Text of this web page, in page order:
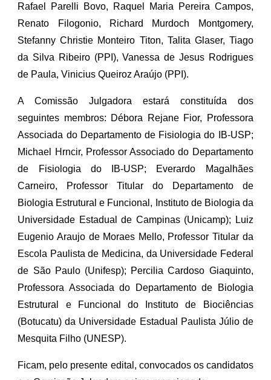
Rafael Parelli Bovo, Raquel Maria Pereira Campos,
Renato Filogonio, Richard Murdoch Montgomery,
Stefanny Christie Monteiro Titon, Talita Glaser, Tiago
da Silva Ribeiro (PPI), Vanessa de Jesus Rodrigues
de Paula, Vinicius Queiroz Araújo (PPI).
A Comissão Julgadora estará constituída dos
seguintes membros: Débora Rejane Fior, Professora
Associada do Departamento de Fisiologia do IB-USP;
Michael Hrncir, Professor Associado do Departamento
de Fisiologia do IB-USP; Everardo Magalhães
Carneiro, Professor Titular do Departamento de
Biologia Estrutural e Funcional, Instituto de Biologia da
Universidade Estadual de Campinas (Unicamp); Luiz
Eugenio Araujo de Moraes Mello, Professor Titular da
Escola Paulista de Medicina, da Universidade Federal
de São Paulo (Unifesp); Percilia Cardoso Giaquinto,
Professora Associada do Departamento de Biologia
Estrutural e Funcional do Instituto de Biociências
(Botucatu) da Universidade Estadual Paulista Júlio de
Mesquita Filho (UNESP).
Ficam, pelo presente edital, convocados os candidatos